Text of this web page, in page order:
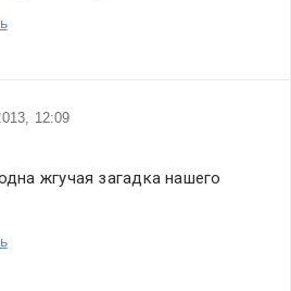
12:09
жгучая загадка нашего